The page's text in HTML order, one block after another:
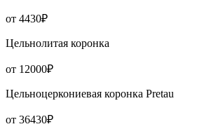
от 4430₽
Цельнолитая коронка
от 12000₽
Цельноцеркониевая коронка Pretau
от 36430₽